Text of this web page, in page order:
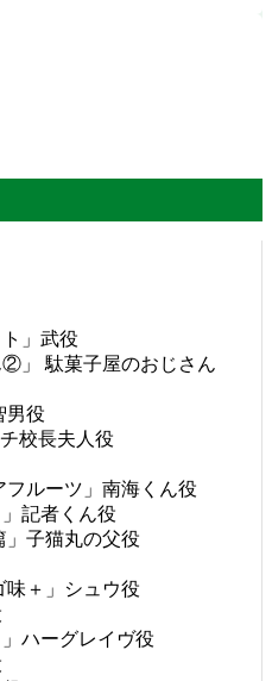
」武役
②」 駄菓子屋のおじさん
男役
チ校長夫人役
フルーツ」南海くん役
記者くん役
」子猫丸の父役
味＋」シュウ役
ハーグレイヴ役